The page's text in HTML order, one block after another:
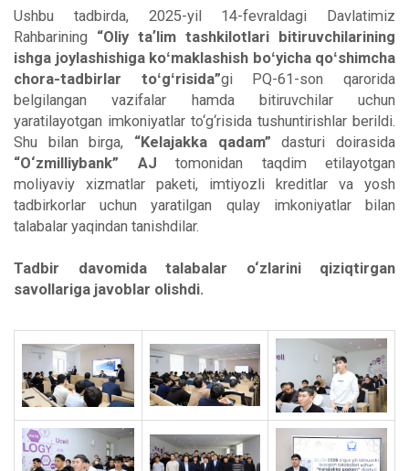
Ushbu tadbirda, 2025-yil 14-fevraldagi Davlatimiz
Rahbarining “Oliy taʼlim tashkilotlari bitiruvchilarining
ishga joylashishiga koʻmaklashish boʻyicha qoʻshimcha
chora-tadbirlar toʻgʻrisida”gi PQ-61-son qarorida
belgilangan vazifalar hamda bitiruvchilar uchun
yaratilayotgan imkoniyatlar to‘g‘risida tushuntirishlar berildi.
Shu bilan birga, “Kelajakka qadam” dasturi doirasida
“O‘zmilliybank” AJ tomonidan taqdim etilayotgan
moliyaviy xizmatlar paketi, imtiyozli kreditlar va yosh
tadbirkorlar uchun yaratilgan qulay imkoniyatlar bilan
talabalar yaqindan tanishdilar.
Tadbir davomida talabalar o‘zlarini qiziqtirgan
savollariga javoblar olishdi.